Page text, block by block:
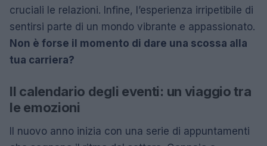
cruciali le relazioni. Infine, l’esperienza irripetibile di
sentirsi parte di un mondo vibrante e appassionato.
Non è forse il momento di dare una scossa alla
tua carriera?
Il calendario degli eventi: un viaggio tra
le emozioni
Il nuovo anno inizia con una serie di appuntamenti